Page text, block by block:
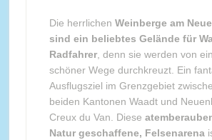
Die herrlichen Weinberge am
sind ein beliebtes Gelände für
Radfahrer, denn sie werden von
schöner Wege durchkreuzt. Ein
Ausflugsziel im Grenzgebiet
beiden Kantonen Waadt und
Creux du Van. Diese
Natur geschaffene, Felsenarena